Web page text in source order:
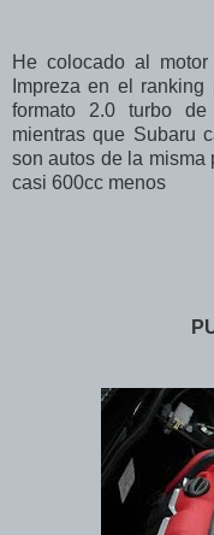
He colocado al
Impreza en el
formato 2.0 turbo
mientras que Subaru
son autos de la misma
casi 600cc menos